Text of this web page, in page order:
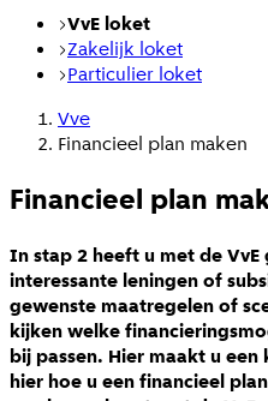
VvE loket
Zakelijk loket
Particulier loket
Vve
Financieel plan maken
Financieel plan
In stap 2 heeft u met de
interessante leningen of
gewenste maatregelen of
kijken welke
bij passen. Hier maakt u een
hier hoe u een financieel